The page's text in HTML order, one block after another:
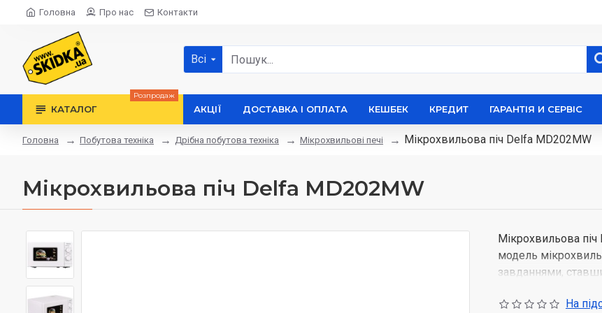
Головна Про нас Контакти
Всі
КАТАЛОГ
Розпродаж
АКЦІЇ ДОСТАВКА І ОПЛАТА КЕШБЕК КРЕДИТ ГАРАНТІЯ И СЕРВІС
Головна Побутова техніка Дрібна побутова техніка Мікрохвильові печі Мікрохвильова піч Delfa MD202MW
Мікрохвильова піч Delfa MD202MW
Мікрохвильова піч
модель
завданнями,
Використовуючи
На